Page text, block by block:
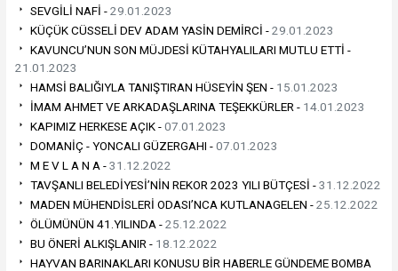
SEVGİLİ NAFİ -29.01.2023
KÜÇÜK CÜSSELİ DEV ADAM YASİN DEMİRCİ -29.01.2023
KAVUNCU’NUN SON MÜJDESİ KÜTAHYALILARI MUTLU ETTİ -
21.01.2023
HAMSİ BALIĞIYLA TANIŞTIRAN HÜSEYİN ŞEN - 15.01.2023
İMAM AHMET VE ARKADAŞLARINA TEŞEKKÜRLER - 14.01.2023
KAPIMIZ HERKESE AÇIK -07.01.2023
DOMANİÇ - YONCALI GÜZERGAHI -07.01.2023
M E V L A N A -31.12.2022
TAVŞANLI BELEDİYESİ’NİN REKOR 2023 YILI BÜTÇESİ -31.12.2022
MADEN MÜHENDİSLERİ ODASI’NCA KUTLANAGELEN -25.12.2022
ÖLÜMÜNÜN 41.YILINDA -25.12.2022
BU ÖNERİ ALKIŞLANIR - 18.12.2022
HAYVAN BARINAKLARI KONUSU BİR HABERLE GÜNDEME BOMBA